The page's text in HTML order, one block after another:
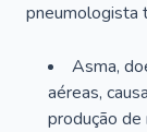
pneumologista
Asma,
aéreas,
produção de